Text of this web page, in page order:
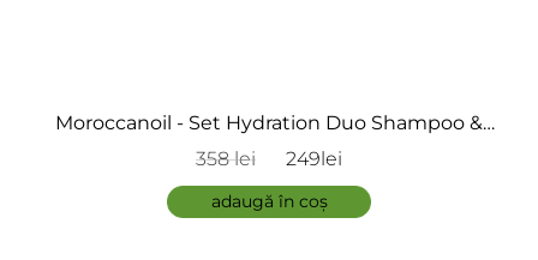
Moroccanoil - Set Hydration Duo Shampoo &
Conditioner 2x500ml
358 lei 249lei
adaugă în coș